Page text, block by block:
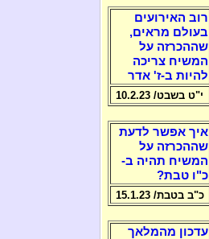
רוב האירועים
בעולם מראים,
שההכרזה על
המשיח צריכה
להיות ב-ז' אדר
י"ט בשבט/ 10.2.23
איך אפשר לדעת
שההכרזה על
המשיח תהיה ב-
כ"ו טבת?
כ"ב בטבת/ 15.1.23
עדכון מהמלאך